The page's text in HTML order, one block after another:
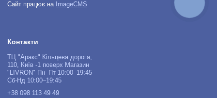
Сайт працює на ImageCMS
Контакти
ТЦ "Аракс" Кільцева дорога,
110, Київ -1 поверх Магазин
"LIVRON" Пн–Пт 10:00–19:45
Сб-Нд 10:00–19:45
+38 098 113 49 49